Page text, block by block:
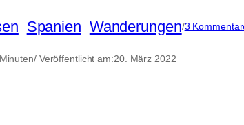
Spanien Wanderungen/3
/ Veröffentlicht am:20. März 2022